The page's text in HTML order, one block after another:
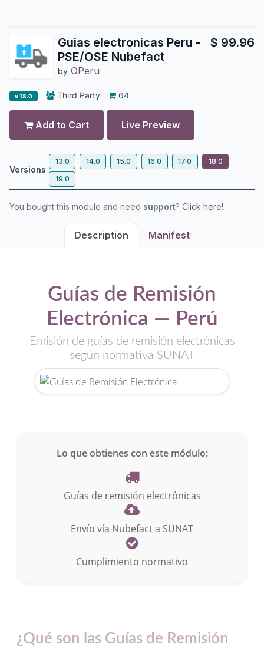
Guias electronicas Peru -
PSE/OSE Nubefact
by OPeru
$ 99.96
v 18.0 Third Party 64
Add to Cart Live Preview
Versions
13.0 14.0 15.0 16.0 17.0
18.0
19.0
You bought this module and need support? Click here!
Description Manifest
Guías de Remisión
Electrónica — Perú
Emisión de guías de remisión electrónicas
según normativa SUNAT
Lo que obtienes con este módulo:
Guías de remisión electrónicas
Envío vía Nubefact a SUNAT
Cumplimiento normativo
¿Qué son las Guías de Remisión